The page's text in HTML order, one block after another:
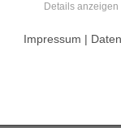
Details anzeigen
Impressum |